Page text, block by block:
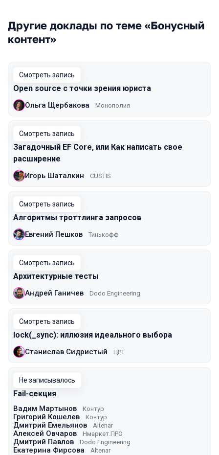
Другие доклады по теме «Бонусный
контент»
Смотреть запись
Open source с точки зрения юриста
Ольга Щербакова Монополия
Смотреть запись
Загадочный EF Core, или Как написать свое
расширение
Игорь Шаталкин CUSTIS
Смотреть запись
Алгоритмы троттлинга запросов
Евгений Пешков Тинькофф
Смотреть запись
Архитектурные тесты
Андрей Ганичев Dodo Engineering
Смотреть запись
lock(_sync): иллюзия идеального выбора
Станислав Сидристый ЦРТ
Не записывалось
Fail-секция
Вадим Мартынов Контур
Григорий Кошелев Контур
Дмитрий Емельянов Altenar
Алексей Овчаров Нмаркет.ПРО
Дмитрий Павлов Dodo Engineering
Екатерина Фирсова Altenar